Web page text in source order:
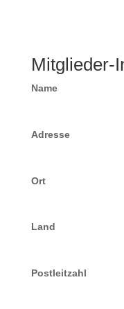
Mitglieder-
Name
Adresse
Ort
Land
Postleitzahl